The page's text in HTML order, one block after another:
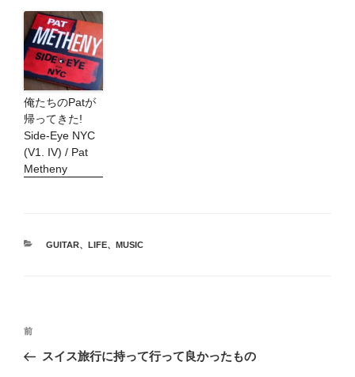
俺たちのPatが
帰ってきた!
Side-Eye NYC
(V1. IV) / Pat
Metheny
カ
GUITAR、 LIFE、 MUSIC
投
ナ
前
の
前
スイス旅行に持って行って良かったもの